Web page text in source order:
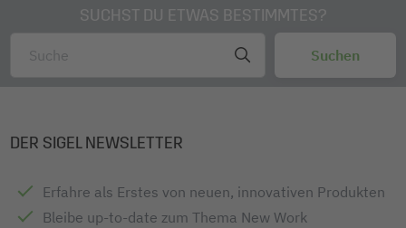
SUCHST DU ETWAS BESTIMMTES?
DER SIGEL NEWSLETTER
Erfahre als Erstes von neuen, innovativen Produkten
Bleibe up-to-date zum Thema New Work